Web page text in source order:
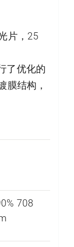
片，25
了优化的
膜结构，
708